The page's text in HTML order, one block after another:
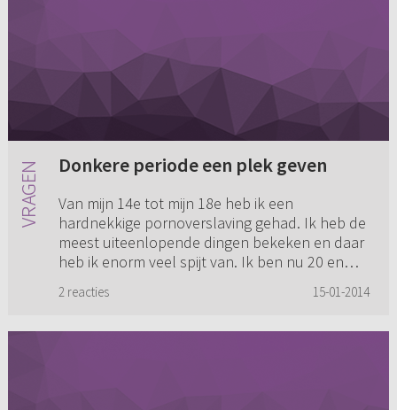
Donkere periode een plek geven
Van mijn 14e tot mijn 18e heb ik een
hardnekkige pornoverslaving gehad. Ik heb de
meest uiteenlopende dingen bekeken en daar
heb ik enorm veel spijt van. Ik ben nu 20 en
2 reacties 15-01-2014